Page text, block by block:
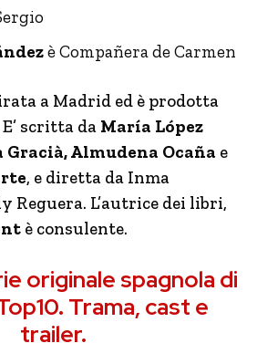
è Compañera de Carmen
a Madrid ed è prodotta
scritta da María López
Gracià, Almudena Ocaña e
, e diretta da Inma
Reguera. L’autrice dei libri,
è consulente.
originale spagnola di
Trama, cast e
trailer.